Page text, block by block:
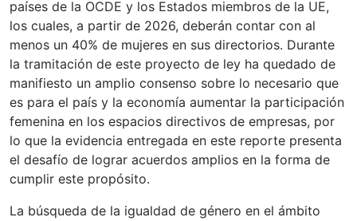
países de la OCDE y los Estados miembros de la UE,
los cuales, a partir de 2026, deberán contar con al
menos un 40% de mujeres en sus directorios. Durante
la tramitación de este proyecto de ley ha quedado de
manifiesto un amplio consenso sobre lo necesario que
es para el país y la economía aumentar la participación
femenina en los espacios directivos de empresas, por
lo que la evidencia entregada en este reporte presenta
el desafío de lograr acuerdos amplios en la forma de
cumplir este propósito.
La búsqueda de la igualdad de género en el ámbito